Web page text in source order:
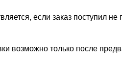
если заказ поступил не
возможно только после